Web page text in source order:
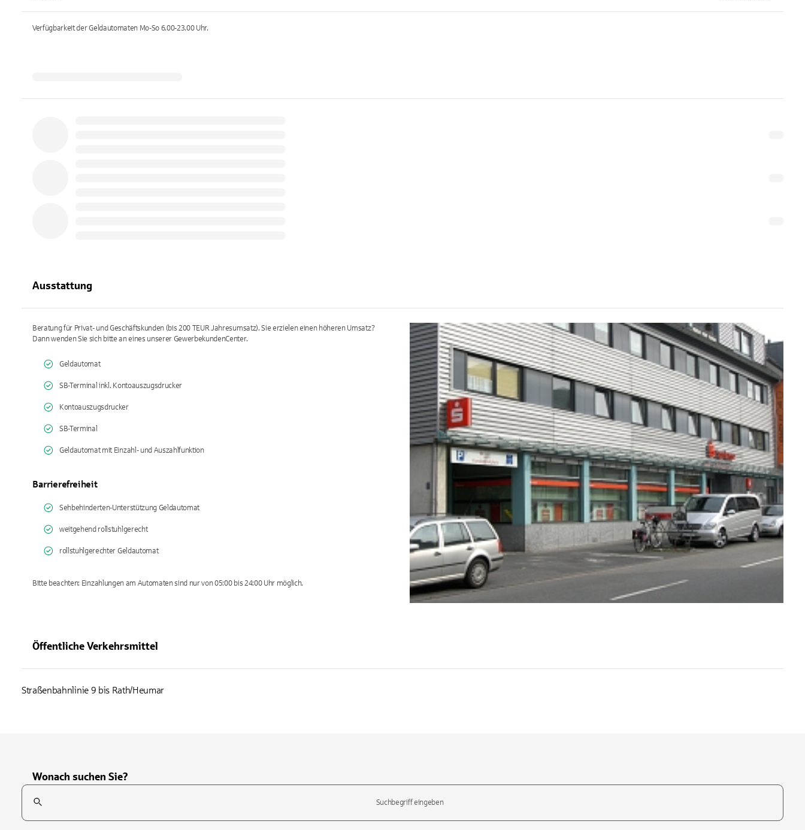
Verfügbarkeit der Geldautomaten Mo-So 6.00-23.00Uhr.
Ausstattung
Beratung für Privat- und Geschäftskunden (bis 200 TEUR Jahresumsatz). Sie erzielen einen höheren Umsatz?
Dann wenden Sie sich bitte an eines unserer GewerbekundenCenter.
Geldautomat
SB-Terminal inkl. Kontoauszugsdrucker
Kontoauszugsdrucker
SB-Terminal
Geldautomat mit Einzahl- und Auszahlfunktion
Barrierefreiheit
Sehbehinderten-Unterstützung Geldautomat
weitgehend rollstuhlgerecht
rollstuhlgerechter Geldautomat
Bitte beachten: Einzahlungen am Automaten sind nur von 05:00 bis 24:00 Uhr möglich.
Öffentliche Verkehrsmittel
Straßenbahnlinie 9 bis Rath/Heumar
Wonach suchen Sie?
Suchfeld